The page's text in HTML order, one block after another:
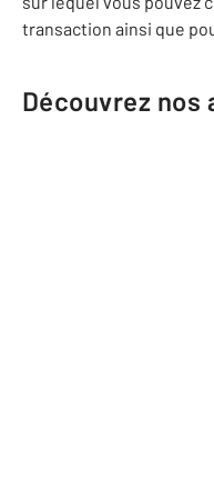
transaction ainsi que
Découvrez